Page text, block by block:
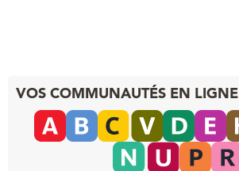
VOS COMMUNAUTÉS EN LIGNE